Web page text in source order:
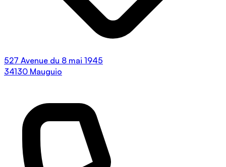
527 Avenue du 8 mai 1945
34130 Mauguio